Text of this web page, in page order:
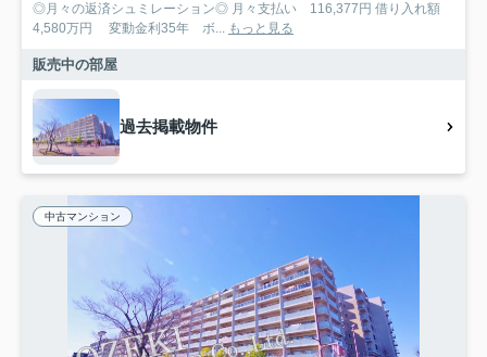
◎月々の返済シュミレーション◎ 月々支払い 116,377円 借り入れ額
4,580万円 変動金利35年 ボ... もっと見る
販売中の部屋
過去掲載物件
中古マンション